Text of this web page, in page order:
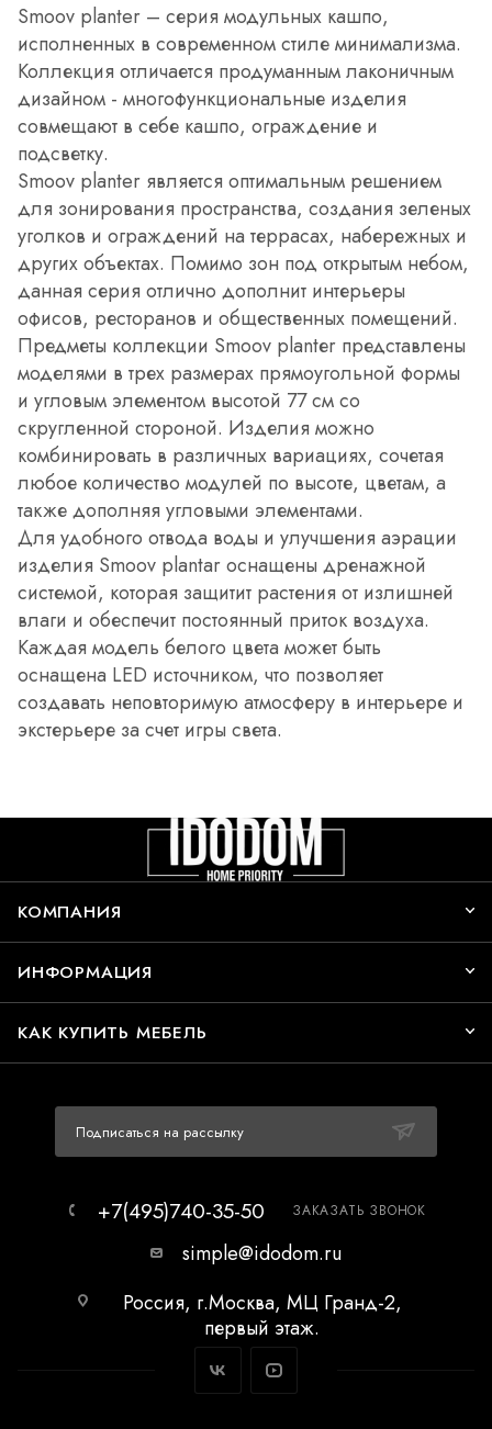
Smoov planter – серия модульных кашпо,
исполненных в современном стиле минимализма.
Коллекция отличается продуманным лаконичным
дизайном - многофункциональные изделия
совмещают в себе кашпо, ограждение и
подсветку.
Smoov planter является оптимальным решением
для зонирования пространства, создания зеленых
уголков и ограждений на террасах, набережных и
других объектах. Помимо зон под открытым небом,
данная серия отлично дополнит интерьеры
офисов, ресторанов и общественных помещений.
Предметы коллекции Smoov plantеr представлены
моделями в трех размерах прямоугольной формы
и угловым элементом высотой 77 см со
скругленной стороной. Изделия можно
комбинировать в различных вариациях, сочетая
любое количество модулей по высоте, цветам, а
также дополняя угловыми элементами.
Для удобного отвода воды и улучшения аэрации
изделия Smoov plantar оснащены дренажной
системой, которая защитит растения от излишней
влаги и обеспечит постоянный приток воздуха.
Каждая модель белого цвета может быть
оснащена LED источником, что позволяет
создавать неповторимую атмосферу в интерьере и
экстерьере за счет игры света.
КОМПАНИЯ
ИНФОРМАЦИЯ
КАК КУПИТЬ МЕБЕЛЬ
Подписаться на рассылку
+7(495)740-35-50 ЗАКАЗАТЬ ЗВОНОК
simple@idodom.ru
Россия, г.Москва, МЦ Гранд-2,
первый этаж.